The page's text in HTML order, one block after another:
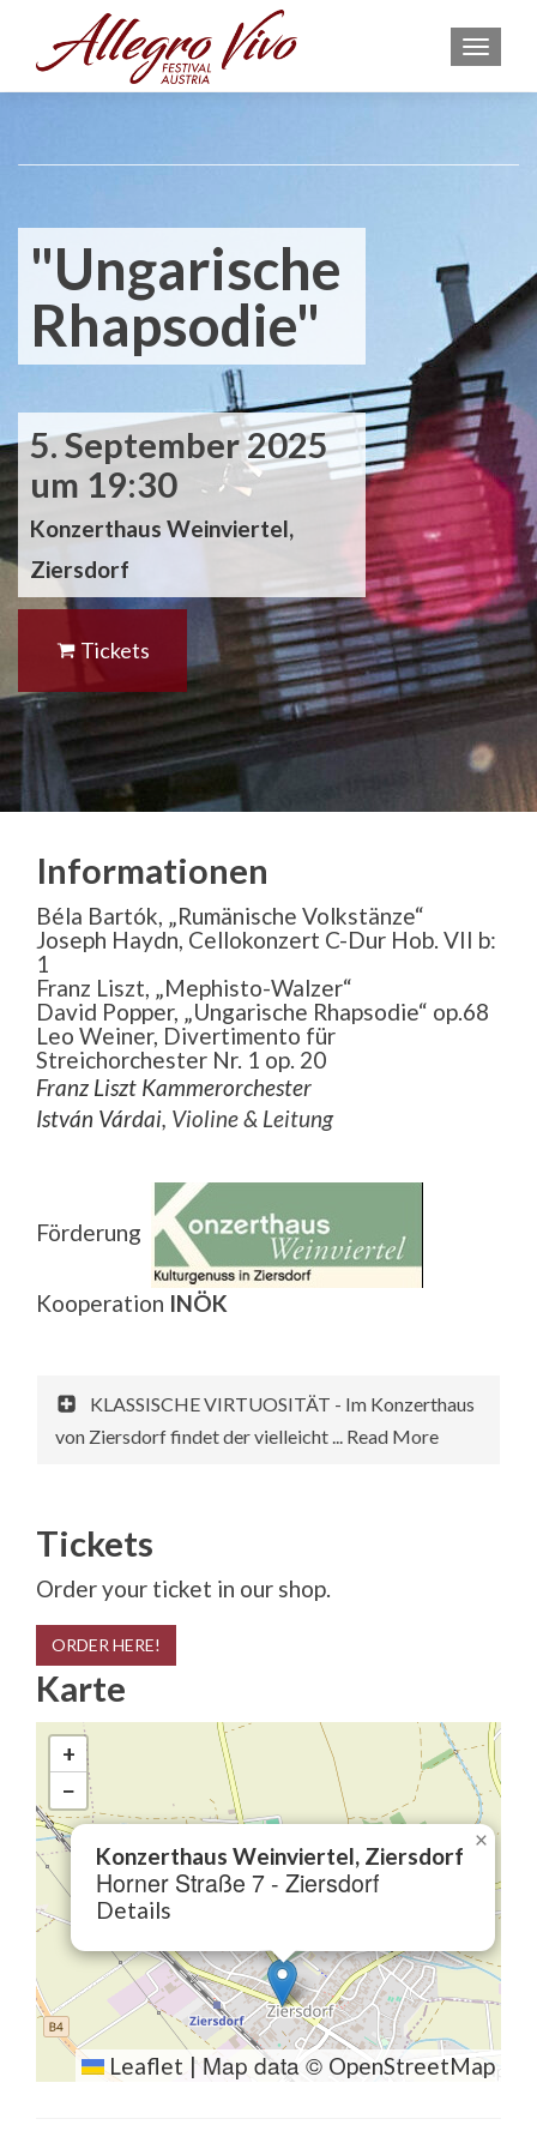
"Ungarische
Rhapsodie"
5. September 2025
um 19:30
Konzerthaus Weinviertel,
Ziersdorf
Tickets
Informationen
Béla Bartók, „Rumänische Volkstänze“
Joseph Haydn, Cellokonzert C-Dur Hob. VII b:
1
Franz Liszt, „Mephisto-Walzer“
David Popper, „Ungarische Rhapsodie“ op.68
Leo Weiner, Divertimento für
Streichorchester Nr. 1 op. 20
Franz Liszt Kammerorchester
István Várdai, Violine & Leitung
Förderung
Kooperation INÖK
KLASSISCHE VIRTUOSITÄT - Im Konzerthaus
von Ziersdorf findet der vielleicht ... Read More
Tickets
Order your ticket in our shop.
ORDER HERE!
Karte
Konzerthaus Weinviertel, Ziersdorf
Horner Straße 7 - Ziersdorf
Details
×
+
−
Leaflet | Map data © OpenStreetMap